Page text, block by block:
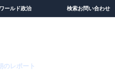
ールド政治 検索お問い合わせ
のレポート